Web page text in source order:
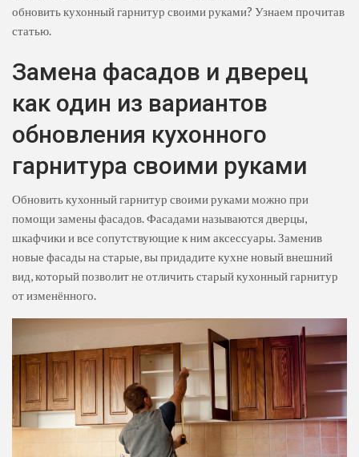
обновить кухонный гарнитур своими руками? Узнаем прочитав
статью.
Замена фасадов и дверец
как один из вариантов
обновления кухонного
гарнитура своими руками
Обновить кухонный гарнитур своими руками можно при
помощи замены фасадов. Фасадами называются дверцы,
шкафчики и все сопутствующие к ним аксессуары. Заменив
новые фасады на старые, вы придадите кухне новый внешний
вид, который позволит не отличить старый кухонный гарнитур
от изменённого.